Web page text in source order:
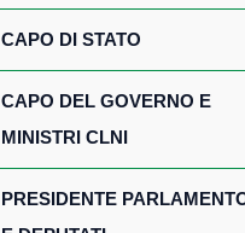
CAPO DI STATO
CAPO DEL GOVERNO E
MINISTRI CLNI
PRESIDENTE